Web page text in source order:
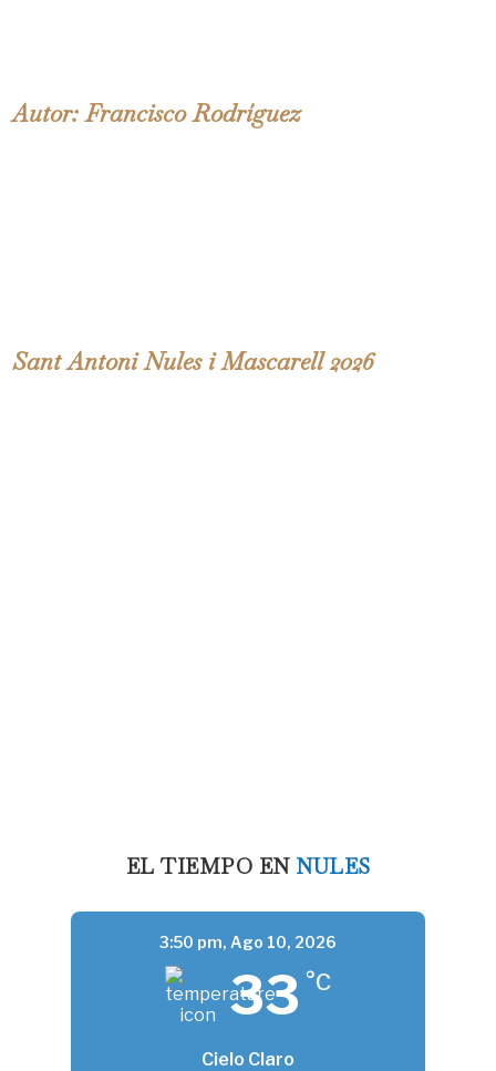
Autor: Francisco Rodríguez
Sant Antoni Nules i Mascarell 2026
EL TIEMPO EN NULES
3:50 pm, Ago 10, 2026
33 °C
Cielo Claro